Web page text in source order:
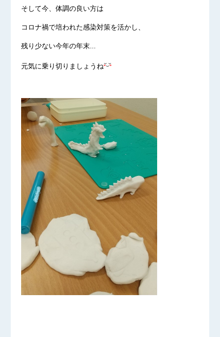
そして今、体調の良い方は
コロナ禍で培われた感染対策を活かし、
残り少ない今年の年末...
元気に乗り切りましょうね